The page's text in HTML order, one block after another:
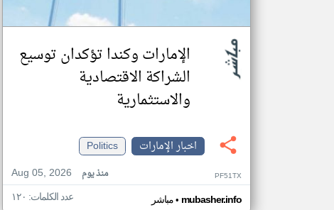
الإمارات وكندا تؤكدان توسيع
الشراكة الاقتصادية
والاستثمارية
اخبار الإمارات
Politics
Aug 05, 2026
منذ يوم PF51TX
مباشر• mubasher.info عدد الكلمات: ١٢٠